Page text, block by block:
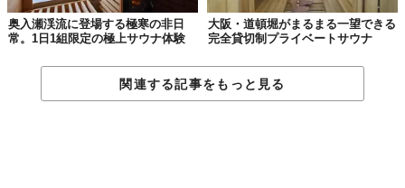
-外装は、「静鉄バス」の復刻デザインを採用し、サバス仕
様にアレンジ
•運営会社：静岡鉄道株式会社
奥入瀬渓流に登場する極寒の非日
常。1日1組限定の極上サウナ体験
大阪・道頓堀がまるまる一望できる
完全貸切制プライベートサウナ
関連する記事をもっと見る